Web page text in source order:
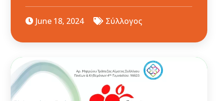
June 18, 2024 Σύλλογος